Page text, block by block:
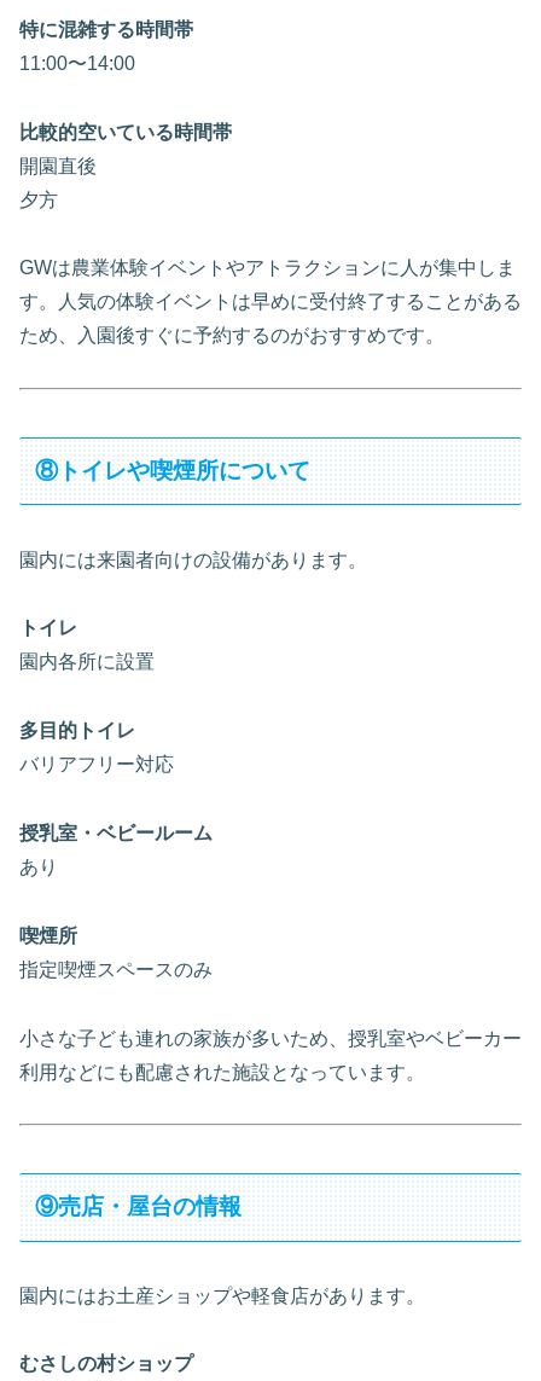
特に混雑する時間帯
11:00〜14:00
比較的空いている時間帯
開園直後
夕方
GWは農業体験イベントやアトラクションに人が集中しま
す。人気の体験イベントは早めに受付終了することがある
ため、入園後すぐに予約するのがおすすめです。
⑧トイレや喫煙所について
園内には来園者向けの設備があります。
トイレ
園内各所に設置
多目的トイレ
バリアフリー対応
授乳室・ベビールーム
あり
喫煙所
指定喫煙スペースのみ
小さな子ども連れの家族が多いため、授乳室やベビーカー
利用などにも配慮された施設となっています。
⑨売店・屋台の情報
園内にはお土産ショップや軽食店があります。
むさしの村ショップ